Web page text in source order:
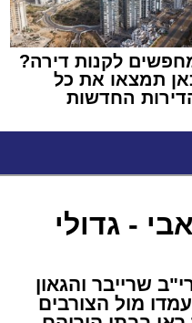
לקנות דירה?
תמצאו את כל
החדשות
- גדולי
שרייבר והגאון
מול הצורבים